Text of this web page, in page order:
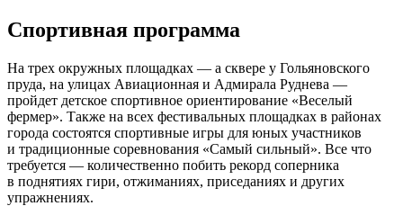
Спортивная программа
На трех окружных площадках — а сквере у Гольяновского
пруда, на улицах Авиационная и Адмирала Руднева —
пройдет детское спортивное ориентирование «Веселый
фермер». Также на всех фестивальных площадках в районах
города состоятся спортивные игры для юных участников
и традиционные соревнования «Самый сильный». Все что
требуется — количественно побить рекорд соперника
в поднятиях гири, отжиманиях, приседаниях и других
упражнениях.